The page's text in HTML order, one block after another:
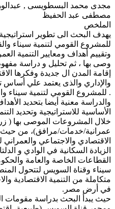
مجدى محمد البسطويسى ,
مصطفى عبد الحفيظ
الملخص
يهدف البحث الى تطوير استراتيجية
للمشروع القومي لتنمية سيناء
وتقييم أهداف ومعايير التنمية
وصى بها ، ثم تحليل و دراسة مفهوم
إقامة المدن ال جديدة وفكرها
والإداري والذى يعتمد علي أساس
. للمشروع القومي لتنمية سيناء
والدراسة معنية أيضا بتحديد
الأساسية للاستراتيجية وتحديد
خلال المشروعات الموصى بها (
عمرانية/خدمات/مرافق)، من حيث
الاقتصادي والاجتماعي
الزيادة السكانية في الوادي و
القطاعات الخاصة والعامة
سيناء وقناة السويس لتتحول
متكاملة من التنمية الاقتصادية
في أرض مصر.
حيث يبدأ البحث بدراسة مقومات